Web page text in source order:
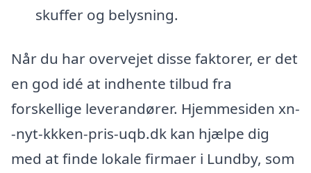
skuffer og belysning.
Når du har overvejet disse faktorer, er det
en god idé at indhente tilbud fra
forskellige leverandører. Hjemmesiden xn-
-nyt-kkken-pris-uqb.dk kan hjælpe dig
med at finde lokale firmaer i Lundby, som